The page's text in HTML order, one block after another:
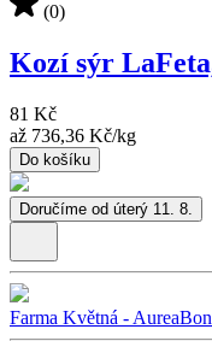
(0)
Kozí sýr
81 Kč
až 736,36 Kč/kg
Do košíku
Doručíme od úterý 11. 8.
Farma Květná -